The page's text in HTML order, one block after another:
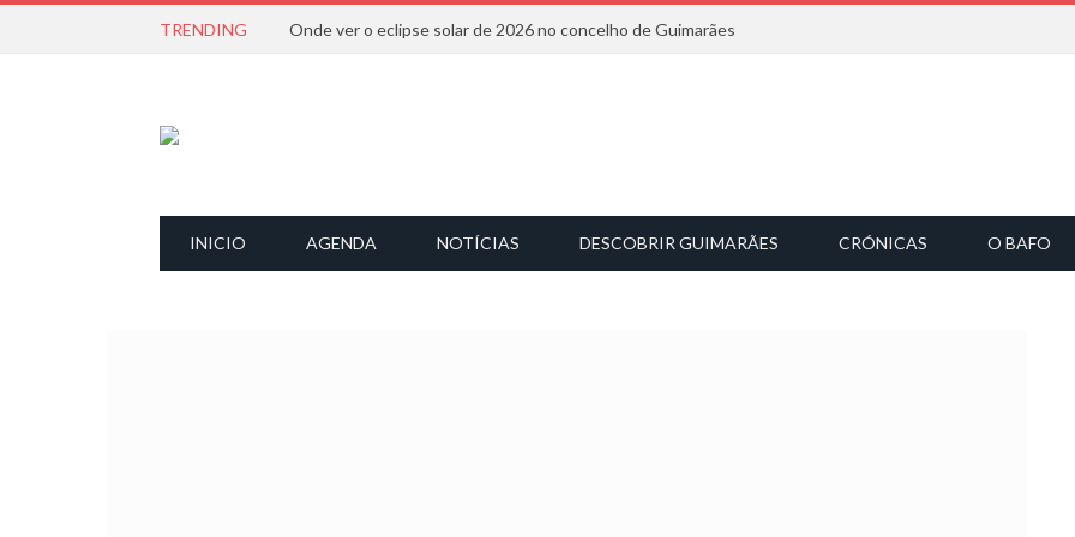
TRENDING Onde ver o eclipse solar de 2026 no concelho de Guimarães
INICIO AGENDA NOTÍCIAS DESCOBRIR GUIMARÃES CRÓNICAS O BAFO